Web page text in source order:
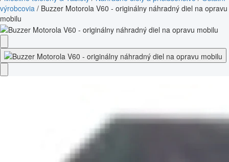
výrobcovia / Buzzer Motorola V60 - originálny náhradný diel na opravu
mobilu